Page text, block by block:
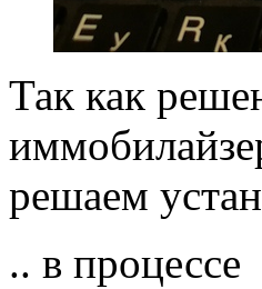
Так как
решаем
.. в процессе